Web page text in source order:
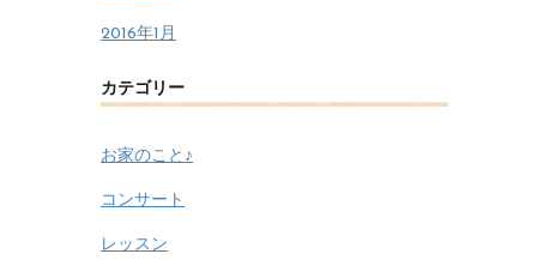
2016年1月
カテゴリー
お家のこと♪
コンサート
レッスン